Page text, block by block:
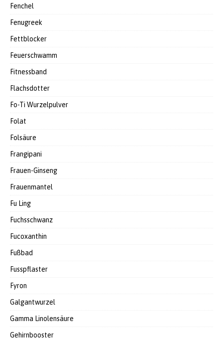
Fenchel
Fenugreek
Fettblocker
Feuerschwamm
Fitnessband
Flachsdotter
Fo-Ti Wurzelpulver
Folat
Folsäure
Frangipani
Frauen-Ginseng
Frauenmantel
Fu Ling
Fuchsschwanz
Fucoxanthin
Fußbad
Fusspflaster
Fyron
Galgantwurzel
Gamma Linolensäure
Gehirnbooster